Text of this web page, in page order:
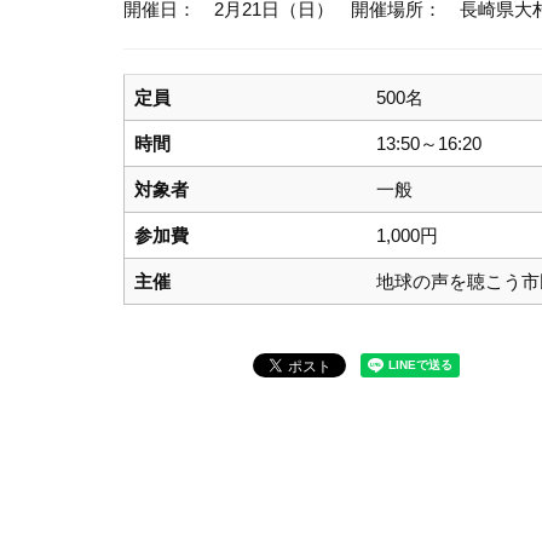
開催日： 2月21日（日） 開催場所： 長崎県大
定員 500名
時間 13:50～16:20
対象者 一般
参加費 1,000円
主催 地球の声を聴こう